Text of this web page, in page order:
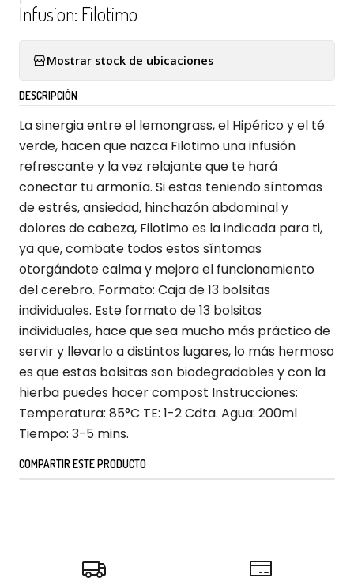
Infusion: Filotimo
Mostrar stock de ubicaciones
DESCRIPCIÓN
La sinergia entre el lemongrass, el Hipérico y el té
verde, hacen que nazca Filotimo una infusión
refrescante y la vez relajante que te hará
conectar tu armonía. Si estas teniendo síntomas
de estrés, ansiedad, hinchazón abdominal y
dolores de cabeza, Filotimo es la indicada para ti,
ya que, combate todos estos síntomas
otorgándote calma y mejora el funcionamiento
del cerebro. Formato: Caja de 13 bolsitas
individuales. Este formato de 13 bolsitas
individuales, hace que sea mucho más práctico de
servir y llevarlo a distintos lugares, lo más hermoso
es que estas bolsitas son biodegradables y con la
hierba puedes hacer compost Instrucciones:
Temperatura: 85°C TE: 1-2 Cdta. Agua: 200ml
Tiempo: 3-5 mins.
COMPARTIR ESTE PRODUCTO